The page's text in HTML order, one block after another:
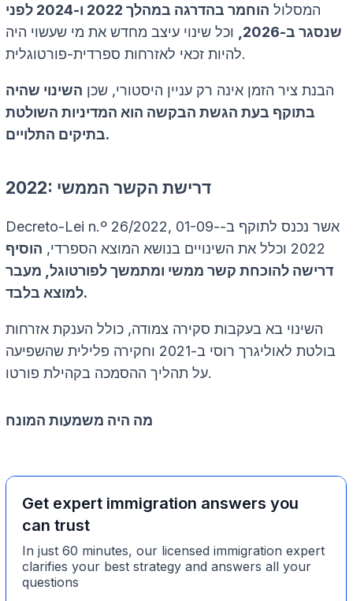
המסלול
הוחמר בהדרגה במהלך 2022 ו-2024 לפני
שנסגר ב-2026,
וכל שינוי עיצב מחדש את מי שעשוי היה
להיות זכאי לאזרחות ספרדית-פורטוגלית.
הבנת ציר הזמן אינה רק עניין היסטורי, שכן השינוי שהיה
בתוקף בעת הגשת הבקשה הוא המדיניות השולטת
בתיקים התלויים.
2022: דרישת הקשר הממשי
Decreto-Lei n.º 26/2022, אשר נכנס לתוקף ב-01-09-
2022 וכלל את השינויים בנושא המוצא הספרדי,
הוסיף
דרישה להוכחת קשר ממשי ומתמשך לפורטוגל, מעבר
למוצא בלבד.
השינוי בא בעקבות סקירה צמודה, כולל הענקת אזרחות
בולטת לאוליגרך רוסי ב-2021 וחקירה פלילית שהשפיעה
על תהליך ההסמכה בקהילת פורטו.
מה היה משמעות המונח
Get expert immigration answers you
can trust
In just 60 minutes, our licensed immigration expert
clarifies your best strategy and answers all your
questions